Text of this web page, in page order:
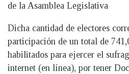
de la Asamblea Legislativa
Dicha cantidad de electores
participación de un total de
habilitados para ejercer el
internet (en línea), por tener